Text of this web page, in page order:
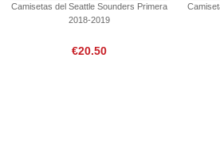
Camisetas del Seattle Sounders Primera
2018-2019
€20.50